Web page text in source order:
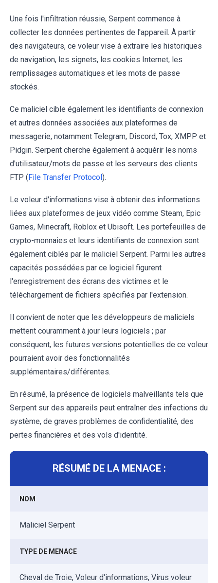
Une fois l'infiltration réussie, Serpent commence à
collecter les données pertinentes de l'appareil. À partir
des navigateurs, ce voleur vise à extraire les historiques
de navigation, les signets, les cookies Internet, les
remplissages automatiques et les mots de passe
stockés.
Ce maliciel cible également les identifiants de connexion
et autres données associées aux plateformes de
messagerie, notamment Telegram, Discord, Tox, XMPP et
Pidgin. Serpent cherche également à acquérir les noms
d'utilisateur/mots de passe et les serveurs des clients
FTP ( File Transfer Protocol ).
Le voleur d'informations vise à obtenir des informations
liées aux plateformes de jeux vidéo comme Steam, Epic
Games, Minecraft, Roblox et Ubisoft. Les portefeuilles de
crypto-monnaies et leurs identifiants de connexion sont
également ciblés par le maliciel Serpent. Parmi les autres
capacités possédées par ce logiciel figurent
l'enregistrement des écrans des victimes et le
téléchargement de fichiers spécifiés par l'extension.
Il convient de noter que les développeurs de maliciels
mettent couramment à jour leurs logiciels ; par
conséquent, les futures versions potentielles de ce voleur
pourraient avoir des fonctionnalités
supplémentaires/différentes.
En résumé, la présence de logiciels malveillants tels que
Serpent sur des appareils peut entraîner des infections du
système, de graves problèmes de confidentialité, des
pertes financières et des vols d'identité.
RÉSUMÉ DE LA MENACE :
NOM
Maliciel Serpent
TYPE DE MENACE
Cheval de Troie, Voleur d'informations, Virus voleur